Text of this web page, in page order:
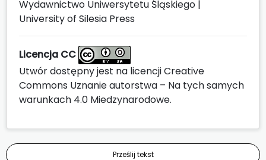
Wydawnictwo Uniwersytetu Śląskiego |
University of Silesia Press
Licencja CC
Utwór dostępny jest na licencjiCreative
Commons Uznanie autorstwa – Na tych samych
warunkach 4.0 Miedzynarodowe.
Prześlij tekst